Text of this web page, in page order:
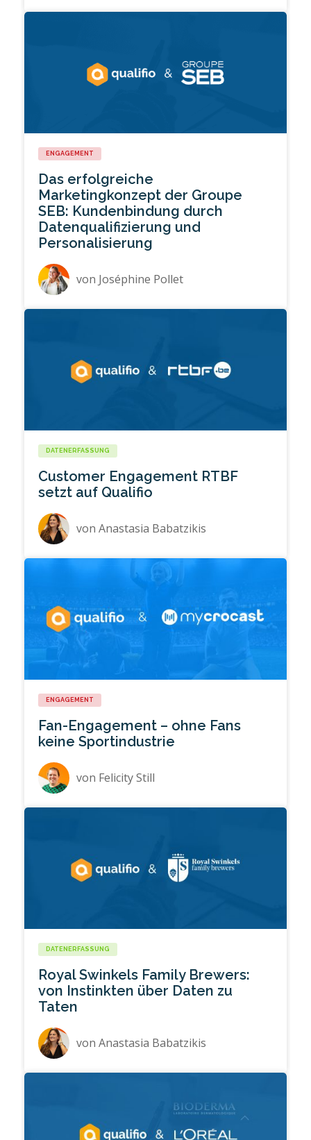
ENGAGEMENT
Das erfolgreiche
Marketingkonzept der Groupe
SEB: Kundenbindung durch
Datenqualifizierung und
Personalisierung
von Joséphine Pollet
DATENERFASSUNG
Customer Engagement RTBF
setzt auf Qualifio
vonAnastasia Babatzikis
ENGAGEMENT
Fan-Engagement – ohne Fans
keine Sportindustrie
von Felicity Still
DATENERFASSUNG
Royal Swinkels Family Brewers:
von Instinkten über Daten zu
Taten
vonAnastasia Babatzikis